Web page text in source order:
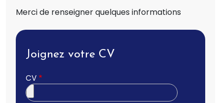
Merci de renseigner quelques informations
Joignez votre CV
CV